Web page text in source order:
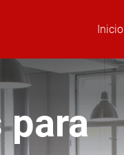
Inicio
para